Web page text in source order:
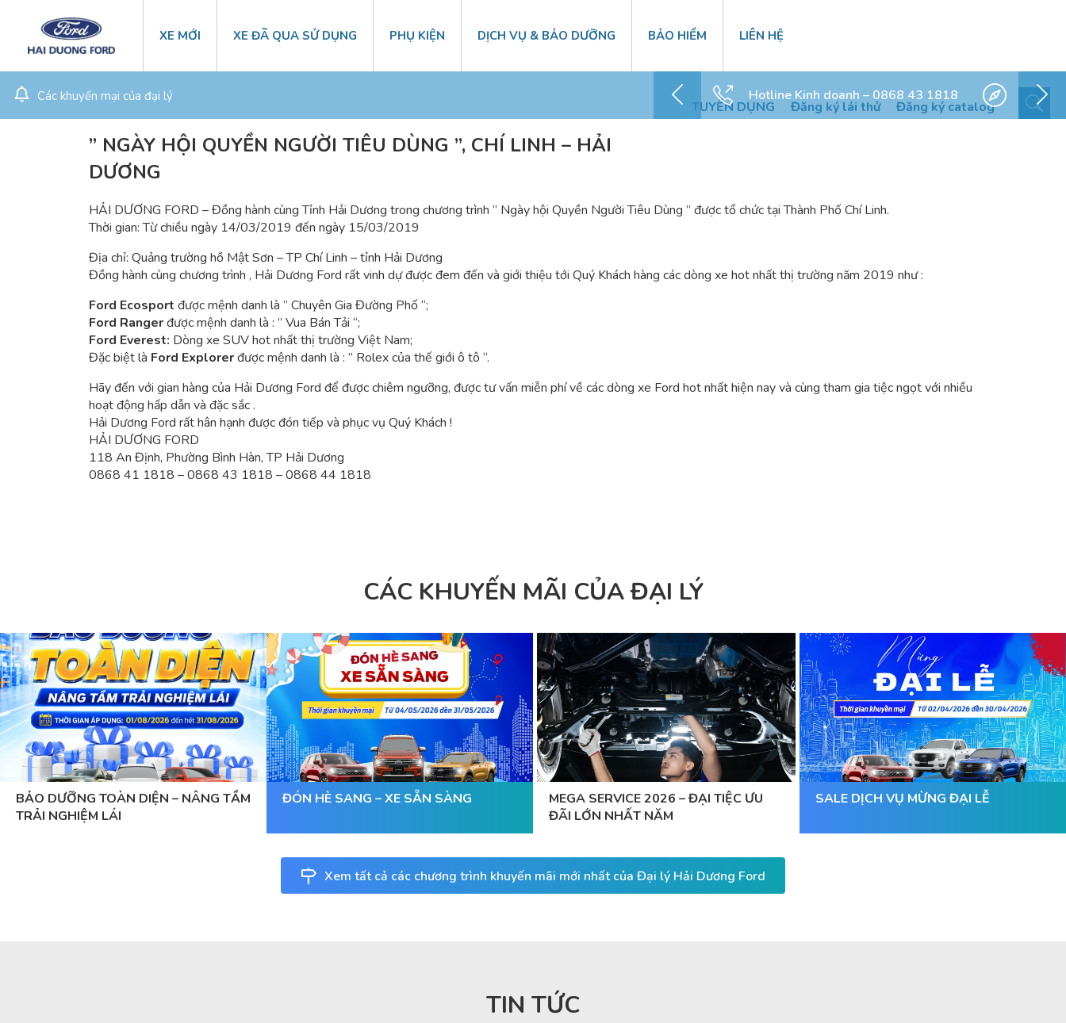
XE MỚI XE ĐÃ QUA SỬ DỤNG PHỤ KIỆN DỊCH VỤ & BẢO DƯỠNG BẢO HIỂM LIÊN HỆ
TUYỂN DỤNG Đăng ký lái thử Đăng ký catalog
Các khuyến mại của đại lý Hotline Kinh doanh – 0868 43 1818
” NGÀY HỘI QUYỀN NGƯỜI TIÊU DÙNG ”, CHÍ LINH – HẢI
DƯƠNG
HẢI DƯƠNG FORD – Đồng hành cùng Tỉnh Hải Dương trong chương trình ” Ngày hội Quyền Người Tiêu Dùng ” được tổ chức tại Thành Phố Chí Linh.
Thời gian: Từ chiều ngày 14/03/2019 đến ngày 15/03/2019
Địa chỉ: Quảng trường hồ Mật Sơn – TP Chí Linh – tỉnh Hải Dương
Đồng hành cùng chương trình , Hải Dương Ford rất vinh dự được đem đến và giới thiệu tới Quý Khách hàng các dòng xe hot nhất thị trường năm 2019 như :
Ford Ecosport được mệnh danh là ” Chuyên Gia Đường Phố “;
Ford Rangerđược mệnh danh là : ” Vua Bán Tải “;
Ford Everest: Dòng xe SUV hot nhất thị trường Việt Nam;
Đặc biệt là Ford Explorerđược mệnh danh là : ” Rolex của thế giới ô tô “.
Hãy đến với gian hàng của Hải Dương Ford để được chiêm ngưỡng, được tư vấn miễn phí về các dòng xe Ford hot nhất hiện nay và cùng tham gia tiệc ngọt với nhiều
hoạt động hấp dẫn và đặc sắc .
Hải Dương Ford rất hân hạnh được đón tiếp và phục vụ Quý Khách !
HẢI DƯƠNG FORD
118 An Định, Phường Bình Hàn, TP Hải Dương
0868 41 1818 – 0868 43 1818 – 0868 44 1818
CÁC KHUYẾN MÃI CỦA ĐẠI LÝ
BẢO DƯỠNG TOÀN DIỆN – NÂNG TẦM
TRẢI NGHIỆM LÁI
ĐÓN HÈ SANG – XE SẴN SÀNG
MEGA SERVICE 2026 – ĐẠI TIỆC ƯU
ĐÃI LỚN NHẤT NĂM
SALE DỊCH VỤ MỪNG ĐẠI LỄ
Xem tất cả các chương trình khuyến mãi mới nhất của Đại lý Hải Dương Ford
TIN TỨC